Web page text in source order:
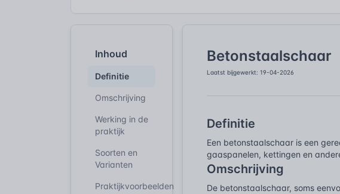
Inhoud
Definitie
Omschrijving
Werking in de
praktijk
Soorten en
Varianten
Praktijkvoorbeelden
Betonstaalschaar
Laatst bijgewerkt: 19-04-2026
Definitie
Een betonstaalschaar is een
gaaspanelen, kettingen en
Omschrijving
De betonstaalschaar, soms